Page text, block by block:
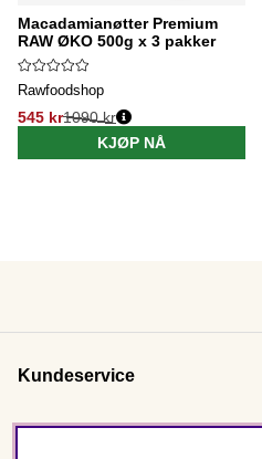
Macadamianøtter Premium
RAW ØKO 500g x 3 pakker
Rawfoodshop
545 kr1090 kr
KJØP NÅ
Kundeservice